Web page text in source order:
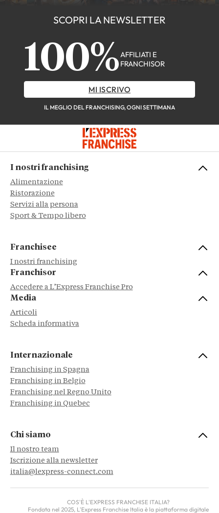
SCOPRI LA NEWSLETTER
100% AFFILIATI E
FRANCHISOR
MI ISCRIVO
IL MEGLIO DEL FRANCHISING, OGNI SETTIMANA
I nostri franchising
Alimentazione
Ristorazione
Servizi alla persona
Sport & Tempo libero
Franchisee
I nostri franchising
Franchisor
Accedere a L’Express Franchise Pro
Media
Articoli
Scheda informativa
Internazionale
Franchising in Spagna
Franchising in Belgio
Franchising nel Regno Unito
Franchising in Quebec
Chi siamo
Il nostro team
Iscrizione alla newsletter
italia@lexpress-connect.com
COS'È L'EXPRESS FRANCHISE ITALIA?
Fondata nel 2025, L'Express Franchise Italia è la piattaforma digitale